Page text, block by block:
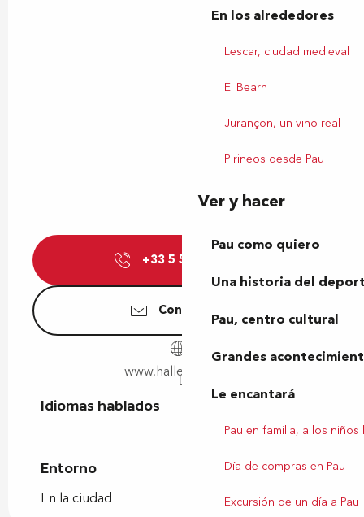
En los alrededores
Lescar, ciudad medieval
El Bearn
Jurançon, un vino real
Pirineos desde Pau
Ver y hacer
Pau como quiero
Una historia del
Pau, centro cultural
Grandes
Le encantará
Pau en familia, a los niños
Día de compras en Pau
Excursión de un día a Pau
+33 5 59 71 82
Contáctenos
www.hallesdepau.fr
Idiomas hablados
Idiomas hablados
Entorno
Entorno
En la ciudad